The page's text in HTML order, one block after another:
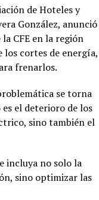
de Hoteles y
González, anunció
CFE en la región
los cortes de energía,
frenarlos.
se torna
es el deterioro de los
sino también el
incluya no solo la
sino optimizar las